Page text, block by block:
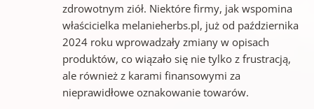
zdrowotnym ziół. Niektóre firmy, jak wspomina
właścicielka melanieherbs.pl, już od października
2024 roku wprowadzały zmiany w opisach
produktów, co wiązało się nie tylko z frustracją,
ale również z karami finansowymi za
nieprawidłowe oznakowanie towarów.